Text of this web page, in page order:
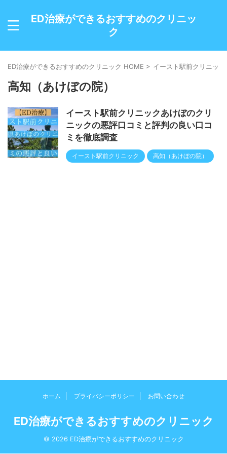
ED治療ができるおすすめのクリニッ
ク
ED治療ができるおすすめのクリニック HOME > イースト駅前クリニック
高知（あけぼの院）
イースト駅前クリニックあけぼのクリ
ニックの悪評口コミと評判の良い口コ
ミを徹底調査
イースト駅前クリニック 高知（あけぼの院）
ホーム プライバシーポリシー お問い合わせ
ED治療ができるおすすめのクリニック
© 2026 ED治療ができるおすすめのクリニック